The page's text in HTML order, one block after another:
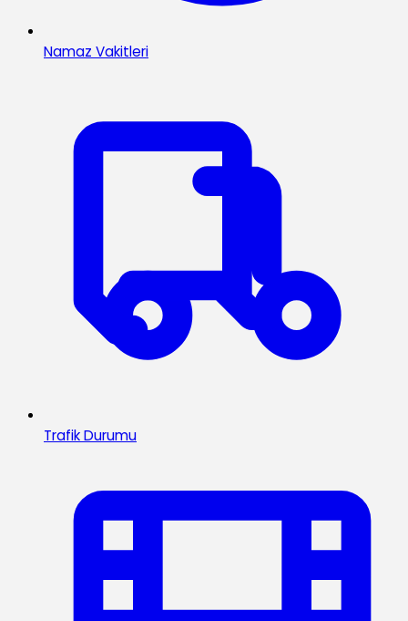
Namaz Vakitleri
Trafik Durumu